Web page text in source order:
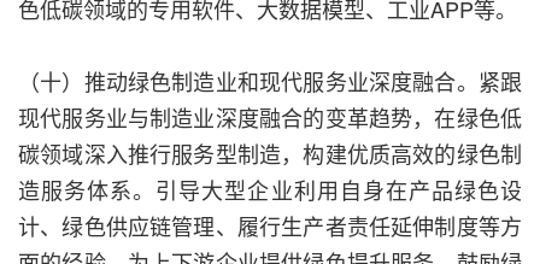
色低碳领域的专用软件、大数据模型、工业APP等。
（十）推动绿色制造业和现代服务业深度融合。紧跟
现代服务业与制造业深度融合的变革趋势，在绿色低
碳领域深入推行服务型制造，构建优质高效的绿色制
造服务体系。引导大型企业利用自身在产品绿色设
计、绿色供应链管理、履行生产者责任延伸制度等方